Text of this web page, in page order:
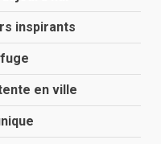
inspirants
en ville